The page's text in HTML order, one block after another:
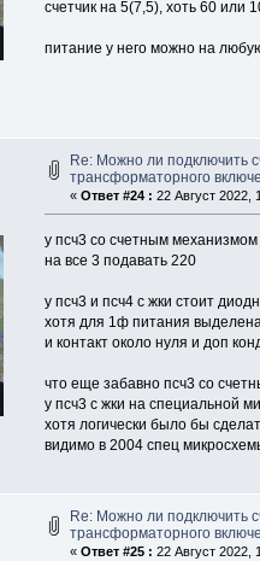
счетчик на 5(7,5), хоть 60 или
питание у него можно на
Re: Можно ли подключить
трансформаторного
« Ответ #24 : 22 Август 2022,
у псч3 со счетным
на все 3 подавать 220
у псч3 и псч4 с жки стоит
хотя для 1ф питания
и контакт около нуля и доп
что еще забавно псч3 со
у псч3 с жки на специальной
хотя логически было бы
видимо в 2004 спец
Re: Можно ли подключить
трансформаторного
« Ответ #25 : 22 Август 2022,